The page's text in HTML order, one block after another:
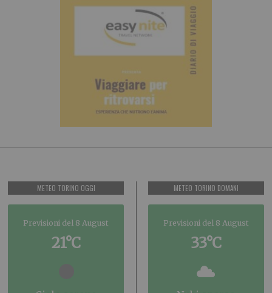
METEO TORINO OGGI
Previsioni del 8 August
21°C
METEO TORINO DOMANI
Previsioni del 8 August
33°C